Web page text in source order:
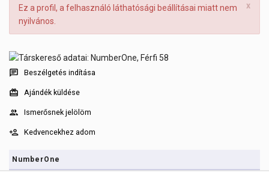
x
Ez a profil, a felhasználó láthatósági beállításai miatt nem
nyilvános.
Beszélgetés indítása
Ajándék küldése
Ismerősnek jelölöm
Kedvencekhez adom
NumberOne